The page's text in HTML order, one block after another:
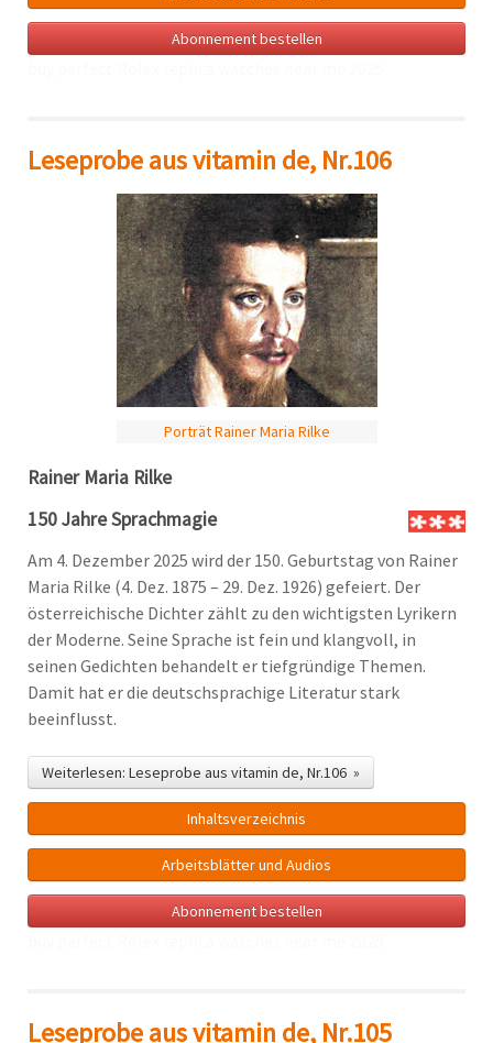
Abonnement bestellen
Leseprobe aus vitamin de, Nr.106
Porträt Rainer Maria Rilke
Rainer Maria Rilke
150 Jahre Sprachmagie
Am 4. Dezember 2025 wird der 150. Geburtstag von Rainer
Maria Rilke (4. Dez. 1875 – 29. Dez. 1926) gefeiert. Der
österreichische Dichter zählt zu den wichtigsten Lyrikern
der Moderne. Seine Sprache ist fein und klangvoll, in
seinen Gedichten behandelt er tiefgründige Themen.
Damit hat er die deutschsprachige Literatur stark
beeinflusst.
Weiterlesen: Leseprobe aus vitamin de, Nr.106 »
Inhalts­verzeichnis
Arbeitsblätter und Audios
Abonnement bestellen
Leseprobe aus vitamin de, Nr.105